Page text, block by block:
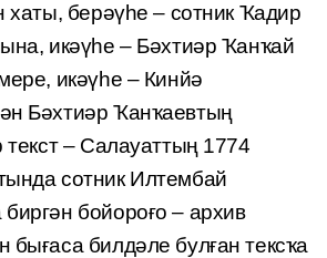
хаты, берәүһе – сотник Ҡадир
икәү­һе – Бәхтиәр Ҡанҡай
икәүһе – Кинйә
Бәхтиәр Ҡанҡаевтың
– Салауаттың 1774
сотник Илтембай
бойороғо – архив
бығаса билдәле булған тексҡа